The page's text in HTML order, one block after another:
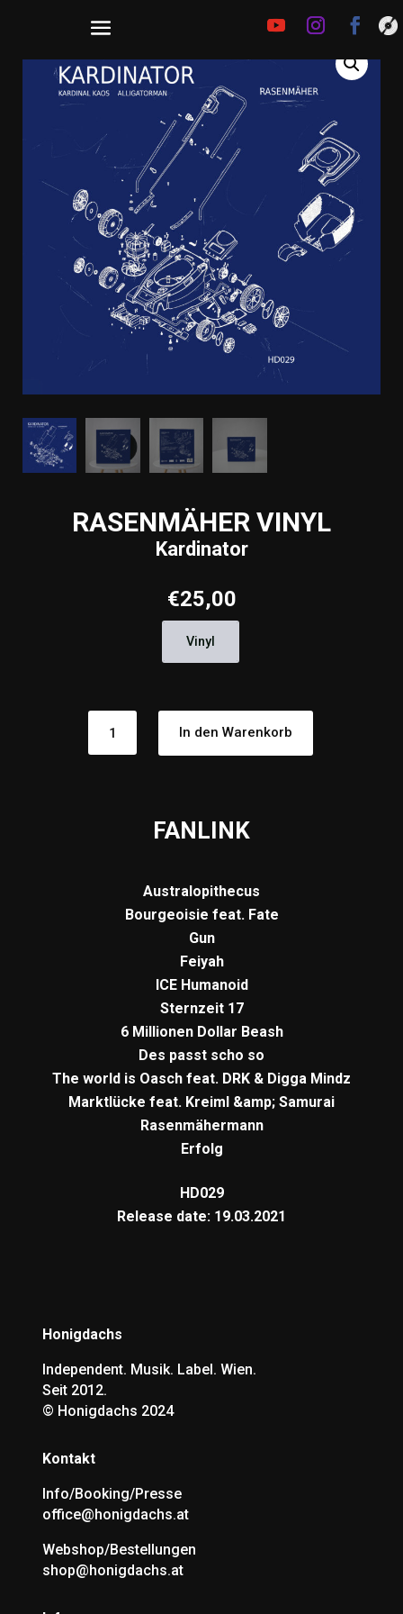
RASENMÄHER VINYL
Kardinator
€25,00
Vinyl
VINYLKardinatorIn den Warenkorb
FANLINK
Australopithecus
Bourgeoisie feat. Fate
Gun
Feiyah
ICE Humanoid
Sternzeit 17
6 Millionen Dollar Beash
Des passt scho so
The world is Oasch feat. DRK & Digga Mindz
Marktlücke feat. Kreiml &amp; Samurai
Rasenmähermann
Erfolg
HD029
Release date: 19.03.2021
Honigdachs
Independent. Musik. Label. Wien.
Seit 2012.
© Honigdachs 2024
Kontakt
Info/Booking/Presse
office@honigdachs.at
Webshop/Bestellungen
shop@honigdachs.at